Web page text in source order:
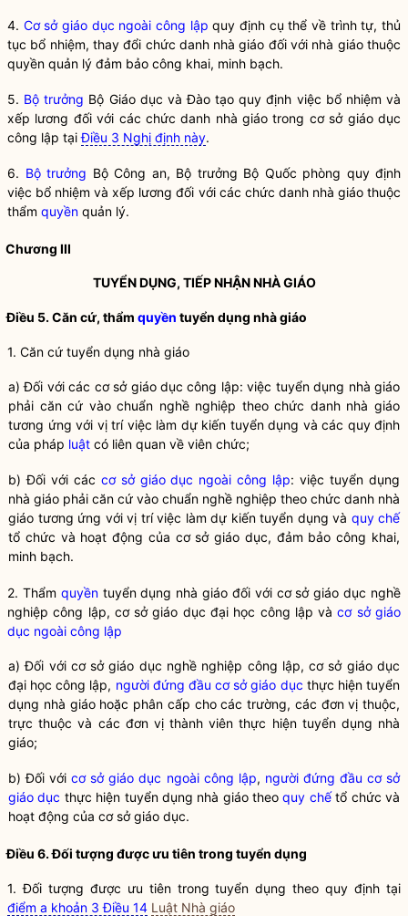
4. Cơ sở giáo dục ngoài công lập quy định cụ thể về trình tự, thủ
tục bổ nhiệm, thay đổi chức danh nhà giáo đối với nhà giáo thuộc
quyền quản lý đảm bảo công khai, minh bạch.
5. Bộ trưởng Bộ Giáo dục và Đào tạo quy định việc bổ nhiệm và
xếp lương đối với các chức danh nhà giáo trong cơ sở giáo dục
công lập tạiĐiều 3 Nghị định này.
6. Bộ trưởng Bộ Công an, Bộ trưởng Bộ Quốc phòng quy định
việc bổ nhiệm và xếp lương đối với các chức danh nhà giáo thuộc
thẩm quyền quản lý.
Chương III
TUYỂN DỤNG, TIẾP NHẬN NHÀ GIÁO
Điều 5. Căn cứ, thẩm quyền tuyển dụng nhà giáo
1. Căn cứ tuyển dụng nhà giáo
a) Đối với các cơ sở giáo dục công lập: việc tuyển dụng nhà giáo
phải căn cứ vào chuẩn nghề nghiệp theo chức danh nhà giáo
tương ứng với vị trí việc làm dự kiến tuyển dụng và các quy định
của pháp luật có liên quan về viên chức;
b) Đối với các cơ sở giáo dục ngoài công lập: việc tuyển dụng
nhà giáo phải căn cứ vào chuẩn nghề nghiệp theo chức danh nhà
giáo tương ứng với vị trí việc làm dự kiến tuyển dụng và quy chế
tổ chức và hoạt động của cơ sở giáo dục, đảm bảo công khai,
minh bạch.
2. Thẩm quyềntuyển dụng nhà giáo đối với cơ sở giáo dục nghề
nghiệp công lập, cơ sở giáo dục đại học công lập vàcơ sở giáo
dục ngoài công lập
a) Đối với cơ sở giáo dục nghề nghiệp công lập, cơ sở giáo dục
đại học công lập, người đứng đầu cơ sở giáo dục thực hiện tuyển
dụng nhà giáo hoặc phân cấp cho các trường, các đơn vị thuộc,
trực thuộc và các đơn vị thành viên thực hiện tuyển dụng nhà
giáo;
b) Đối vớicơ sở giáo dục ngoài công lập, người đứng đầu cơ sở
giáo dục thực hiện tuyển dụng nhà giáo theoquy chếtổ chức và
hoạt động của cơ sở giáo dục.
Điều 6. Đối tượng được ưu tiên trong tuyển dụng
1. Đối tượng được ưu tiên trong tuyển dụng theo quy định tại
điểm a khoản 3 Điều 14 Luật Nhà giáo